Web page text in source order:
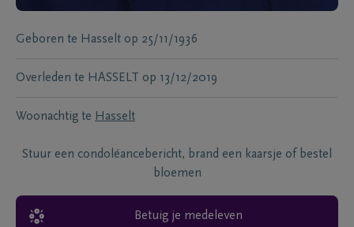
Geboren te Hasselt op 25/11/1936
Overleden te HASSELT op 13/12/2019
Woonachtig te Hasselt
Stuur een condoléancebericht, brand een kaarsje of bestel
bloemen
Betuig je medeleven